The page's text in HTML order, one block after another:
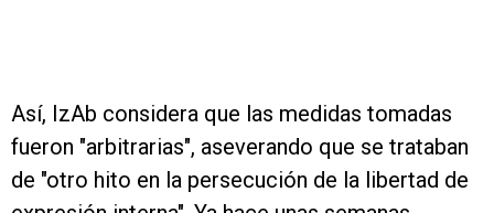
Así, IzAb considera que las medidas tomadas
fueron "arbitrarias", aseverando que se trataban
de "otro hito en la persecución de la libertad de